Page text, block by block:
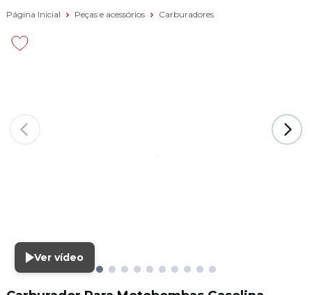
Página Inicial Peças e acessórios Carburadores
Ver vídeo